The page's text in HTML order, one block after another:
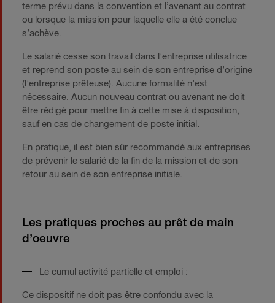
terme prévu dans la convention et l’avenant au contrat
ou lorsque la mission pour laquelle elle a été conclue
s’achève.
Le salarié cesse son travail dans l’entreprise utilisatrice
et reprend son poste au sein de son entreprise d’origine
(l’entreprise prêteuse). Aucune formalité n’est
nécessaire. Aucun nouveau contrat ou avenant ne doit
être rédigé pour mettre fin à cette mise à disposition,
sauf en cas de changement de poste initial.
En pratique, il est bien sûr recommandé aux entreprises
de prévenir le salarié de la fin de la mission et de son
retour au sein de son entreprise initiale.
Les pratiques proches au prêt de main
d’oeuvre
Le cumul activité partielle et emploi :
Ce dispositif ne doit pas être confondu avec la